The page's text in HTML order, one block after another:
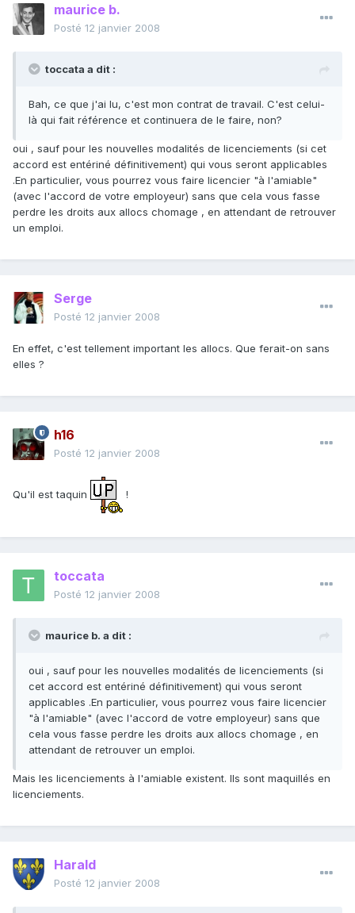
maurice b.
Posté 12 janvier 2008
toccata a dit :
Bah, ce que j'ai lu, c'est mon contrat de travail. C'est celui-
là qui fait référence et continuera de le faire, non?
oui , sauf pour les nouvelles modalités de licenciements (si cet
accord est entériné définitivement) qui vous seront applicables
.En particulier, vous pourrez vous faire licencier "à l'amiable"
(avec l'accord de votre employeur) sans que cela vous fasse
perdre les droits aux allocs chomage , en attendant de retrouver
un emploi.
Serge
Posté 12 janvier 2008
En effet, c'est tellement important les allocs. Que ferait-on sans
elles ?
h16
Posté 12 janvier 2008
Qu'il est taquin !
toccata
Posté 12 janvier 2008
maurice b. a dit :
oui , sauf pour les nouvelles modalités de licenciements (si
cet accord est entériné définitivement) qui vous seront
applicables .En particulier, vous pourrez vous faire licencier
"à l'amiable" (avec l'accord de votre employeur) sans que
cela vous fasse perdre les droits aux allocs chomage , en
attendant de retrouver un emploi.
Mais les licenciements à l'amiable existent. Ils sont maquillés en
licenciements.
Harald
Posté 12 janvier 2008